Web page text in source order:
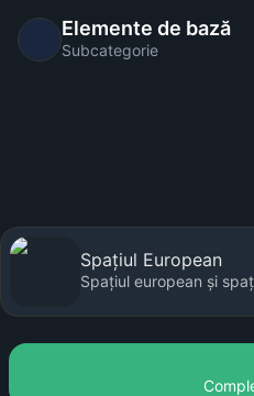
Elemente de bază
Subcategorie
Spațiul European
Spațiul european și